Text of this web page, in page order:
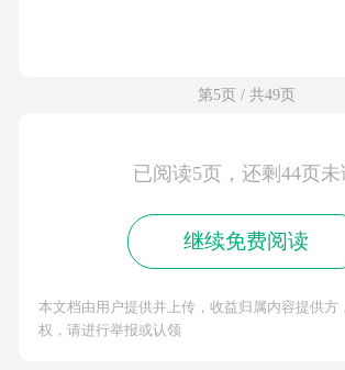
第5页 / 共49页
已阅读5页，还剩44页未
继续免费阅读
本文档由用户提供并上传，收益归属内容提供方
权，请进行举报或认领